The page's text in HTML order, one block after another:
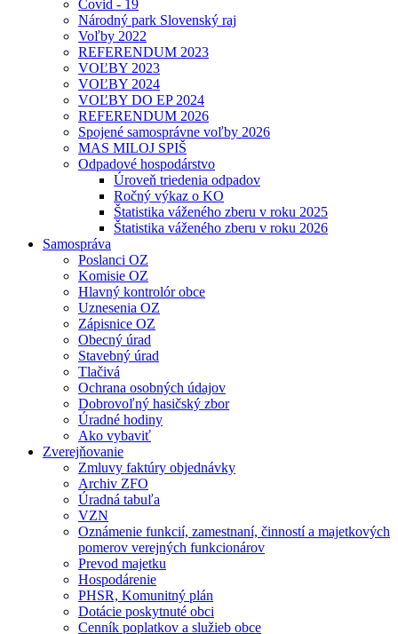
Covid - 19
Národný park Slovenský raj
Voľby 2022
REFERENDUM 2023
VOĽBY 2023
VOĽBY 2024
VOĽBY DO EP 2024
REFERENDUM 2026
Spojené samosprávne voľby 2026
MAS MILOJ SPIŠ
Odpadové hospodárstvo
Úroveň triedenia odpadov
Ročný výkaz o KO
Štatistika váženého zberu v roku 2025
Štatistika váženého zberu v roku 2026
Samospráva
Poslanci OZ
Komisie OZ
Hlavný kontrolór obce
Uznesenia OZ
Zápisnice OZ
Obecný úrad
Stavebný úrad
Tlačivá
Ochrana osobných údajov
Dobrovoľný hasičský zbor
Úradné hodiny
Ako vybaviť
Zverejňovanie
Zmluvy faktúry objednávky
Archiv ZFO
Úradná tabuľa
VZN
Oznámenie funkcií, zamestnaní, činností a majetkových
pomerov verejných funkcionárov
Prevod majetku
Hospodárenie
PHSR, Komunitný plán
Dotácie poskytnuté obci
Cenník poplatkov a služieb obce